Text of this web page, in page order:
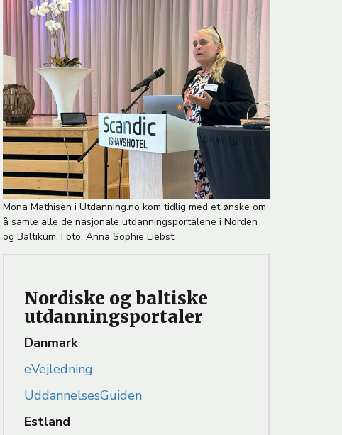
e
B
i
l
Mona Mathisen i Utdanning.no kom tidlig med et ønske om
å samle alle de nasjonale utdanningsportalene i Norden
og Baltikum. Foto: Anna Sophie Liebst.
Nordiske og baltiske
utdanningsportaler
Danmark
eVejledning
UddannelsesGuiden
Estland